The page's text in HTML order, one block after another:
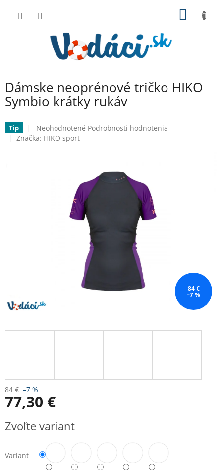
Dámske neoprénové tričko HIKO
Symbio krátky rukáv
Tip
Priemerné
hodnotenie
Neohodnotené Podrobnosti hodnotenia
Značka: HIKO sport
84 €
–7 %
84 € –7 %
77,30 €
cena:
Zvoľte variant
Variant